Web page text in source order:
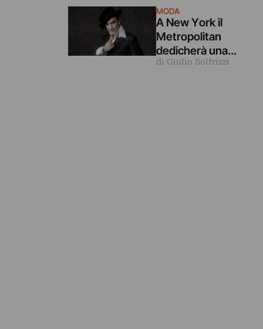
2026
MODA
A New York il
Metropolitan
dedicherà una
grande mostra
di Giulio Solfrizzi